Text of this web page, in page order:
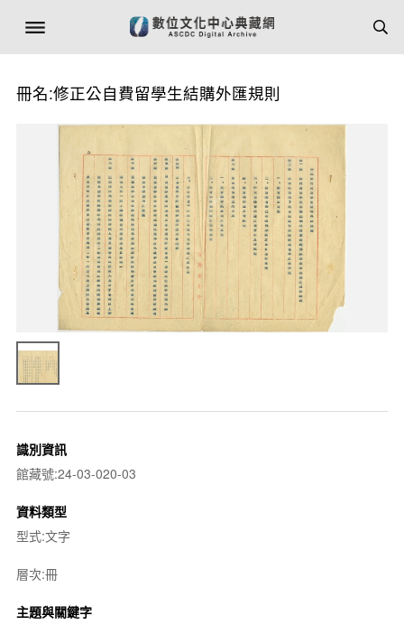
冊名:修正公自費留學生結購外匯規則
識別資訊
館藏號:24-03-020-03
資料類型
型式:文字
層次:冊
主題與關鍵字